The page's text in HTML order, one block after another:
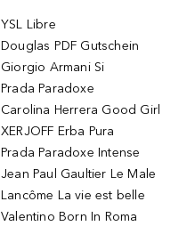
YSL Libre
Douglas PDF Gutschein
Giorgio Armani Si
Prada Paradoxe
Carolina Herrera Good Girl
XERJOFF Erba Pura
Prada Paradoxe Intense
Jean Paul Gaultier Le Male
Lancôme La vie est belle
Valentino Born In Roma